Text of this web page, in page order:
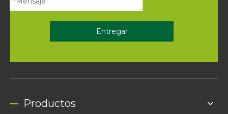
Entregar
Productos